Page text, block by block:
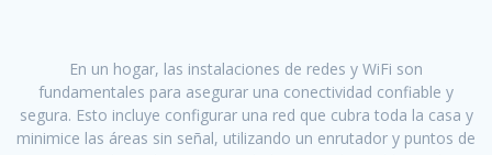
En un hogar, las instalaciones de redes y WiFi son
fundamentales para asegurar una conectividad confiable y
segura. Esto incluye configurar una red que cubra toda la casa y
minimice las áreas sin señal, utilizando un enrutador y puntos de